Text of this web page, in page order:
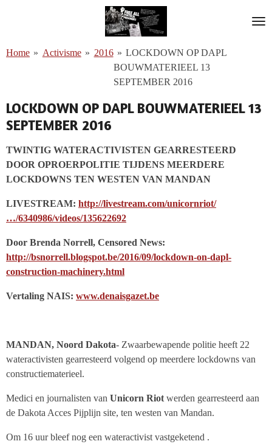
de
Home » Activisme » 2016 » LOCKDOWN OP DAPL
BOUWMATERIEEL 13
SEPTEMBER 2016
LOCKDOWN OP DAPL BOUWMATERIEEL 13
SEPTEMBER 2016
TWINTIG WATERACTIVISTEN GEARRESTEERD
DOOR OPROERPOLITIE TIJDENS MEERDERE
LOCKDOWNS TEN WESTEN VAN MANDAN
LIVESTREAM: http://livestream.com/unicornriot/
…/6340986/videos/135622692
Door Brenda Norrell, Censored News:
http://bsnorrell.blogspot.be/2016/09/lockdown-on-dapl-
construction-machinery.html
Vertaling NAIS: www.denaisgazet.be
MANDAN, Noord Dakota- Zwaarbewapende politie heeft 22
wateractivisten gearresteerd volgend op meerdere lockdowns van
constructiematerieel.
Medici en journalisten van Unicorn Riot werden gearresteerd aan
de Dakota Acces Pijplijn site, ten westen van Mandan.
Om 16 uur bleef nog een wateractivist vastgeketend .